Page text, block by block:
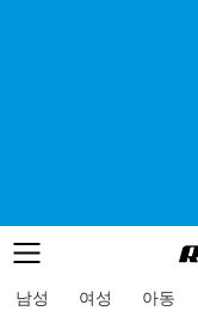
메뉴
남성 여성 아동